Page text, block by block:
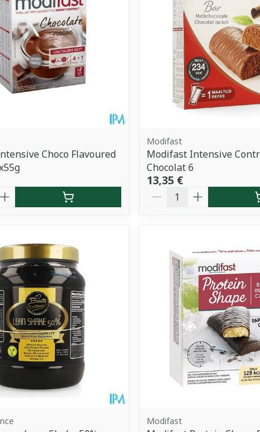
Choco Flavoured
Modifast
Modifast Intensive
Chocolat 6
13,35 €
Quantité
Modifast